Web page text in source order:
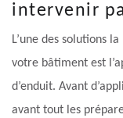
intervenir
L’une des solutions
votre bâtiment est
d’enduit. Avant
avant tout les